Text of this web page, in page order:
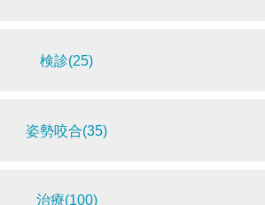
検診(25)
姿勢咬合(35)
治療(100)